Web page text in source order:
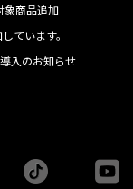
象商品追加
ています。
入のお知らせ
tiktok